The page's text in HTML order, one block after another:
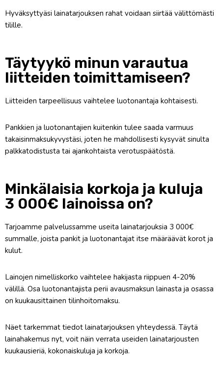
Hyväksyttyäsi lainatarjouksen rahat voidaan siirtää välittömästi
tilille.
Täytyykö minun varautua
liitteiden toimittamiseen?
Liitteiden tarpeellisuus vaihtelee luotonantaja kohtaisesti.
Pankkien ja luotonantajien kuitenkin tulee saada varmuus
takaisinmaksukyvystäsi, joten he mahdollisesti kysyvät sinulta
palkkatodistusta tai ajankohtaista verotuspäätöstä.
Minkälaisia korkoja ja kuluja
3 000€ lainoissa on?
Tarjoamme palvelussamme useita lainatarjouksia 3 000€
summalle, joista pankit ja luotonantajat itse määräävät korot ja
kulut.
Lainojen nimelliskorko vaihtelee hakijasta riippuen 4-20%
välillä. Osa luotonantajista perii avausmaksun lainasta ja osassa
on kuukausittainen tilinhoitomaksu.
Näet tarkemmat tiedot lainatarjouksen yhteydessä. Täytä
lainahakemus nyt, voit näin verrata useiden lainatarjousten
kuukausieriä, kokonaiskuluja ja korkoja.